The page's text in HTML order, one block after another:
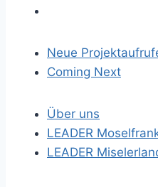
Neue
Coming Next
Über uns
LEADER
LEADER